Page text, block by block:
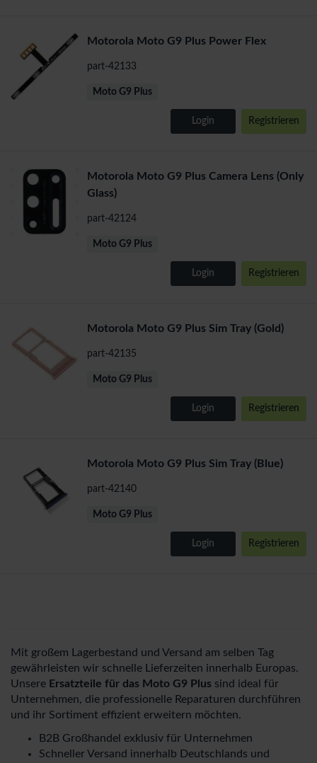
Motorola Moto G9 Plus Power Flex
part-42133
Moto G9 Plus
Login Registrieren
Motorola Moto G9 Plus Camera Lens (Only
Glass)
part-42124
Moto G9 Plus
Login Registrieren
Motorola Moto G9 Plus Sim Tray (Gold)
part-42135
Moto G9 Plus
Login Registrieren
Motorola Moto G9 Plus Sim Tray (Blue)
part-42140
Moto G9 Plus
Login Registrieren
Mit großem Lagerbestand und Versand am selben Tag
gewährleisten wir schnelle Lieferzeiten innerhalb Europas.
Unsere Ersatzteile für das Moto G9 Plus sind ideal für
Unternehmen, die professionelle Reparaturen durchführen
und ihr Sortiment effizient erweitern möchten.
B2B Großhandel exklusiv für Unternehmen
Schneller Versand innerhalb Deutschlands und